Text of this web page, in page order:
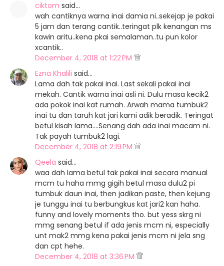
ciktom said…
wah cantiknya warna inai damia ni..sekejap je pakai
5 jam dan terang cantik..teringat plk kenangan ms
kawin aritu..kena pkai semalaman..tu pun kolor
xcantik..
December 4, 2018 at 1:22 PM
Ezna Khalili said…
Lama dah tak pakai inai. Last sekali pakai inai
mekah. Cantik warna inai asli ni. Dulu masa kecik2
ada pokok inai kat rumah. Arwah mama tumbuk2
inai tu dan taruh kat jari kami adik beradik. Teringat
betul kisah lama....Senang dah ada inai macam ni.
Tak payah tumbuk2 lagi.
December 4, 2018 at 2:19 PM
Qeela said…
waa dah lama betul tak pakai inai secara manual
mcm tu haha mmg gigih betul masa dulu2 pi
tumbuk daun inai, then jadikan paste, then kejung
je tunggu inai tu berbungkus kat jari2 kan haha.
funny and lovely moments tho. but yess skrg ni
mmg senang betul if ada jenis mcm ni, especially
unt mak2 mmg kena pakai jenis mcm ni jela sng
dan cpt hehe.
December 4, 2018 at 3:36 PM